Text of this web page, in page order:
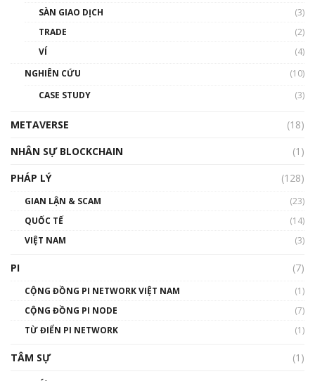
thống & Crypto qua các cuộc chiến | Phổ cập
01:32:59
gió ấm
Talkshow 14: MemeCoin – Trò đùa tỷ đô
01:29:26
SÀN GIAO DỊCH
(3)
TRADE
(2)
VÍ
(4)
NGHIÊN CỨU
(10)
CASE STUDY
(3)
METAVERSE
(18)
NHÂN SỰ BLOCKCHAIN
(1)
PHÁP LÝ
(128)
GIAN LẬN & SCAM
(23)
QUỐC TẾ
(14)
VIỆT NAM
(3)
PI (7)
CỘNG ĐỒNG PI NETWORK VIỆT NAM
(1)
CỘNG ĐỒNG PI NODE
(7)
TỪ ĐIỂN PI NETWORK
(1)
TÂM SỰ
(1)